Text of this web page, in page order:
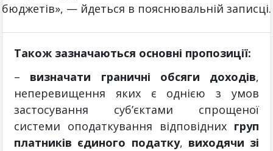
бюджетів», — йдеться в пояснювальній записці.
Також зазначаються основні пропозиції:
– визначати граничні обсяги доходів,
неперевищення яких є однією з умов
застосування суб’єктами спрощеної
системи оподаткування відповідних груп
платників єдиного податку, виходячи зі